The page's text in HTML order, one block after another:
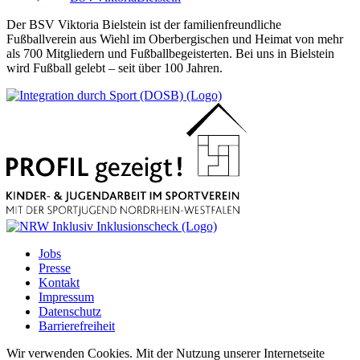
Der BSV Viktoria Bielstein ist der familienfreundliche
Fußballverein aus Wiehl im Oberbergischen und Heimat von mehr
als 700 Mitgliedern und Fußballbegeisterten. Bei uns in Bielstein
wird Fußball gelebt – seit über 100 Jahren.
Jobs
Presse
Kontakt
Impressum
Datenschutz
Barrierefreiheit
Wir verwenden Cookies. Mit der Nutzung unserer Internetseite